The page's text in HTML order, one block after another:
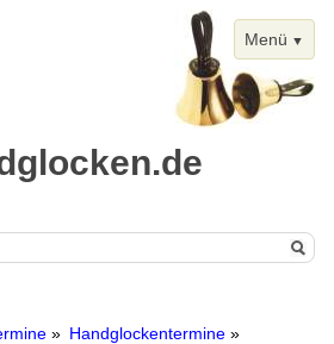
Menü
Handglockentermine